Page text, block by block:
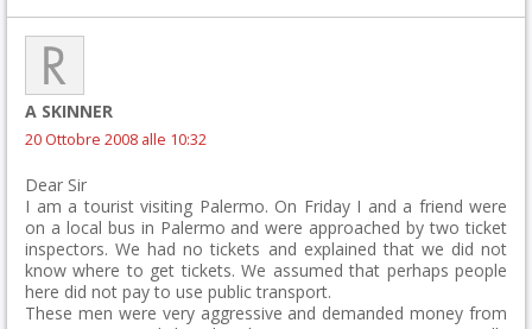
A SKINNER
20 Ottobre 2008 alle 10:32
Dear Sir
I am a tourist visiting Palermo. On Friday I and a friend were
on a local bus in Palermo and were approached by two ticket
inspectors. We had no tickets and explained that we did not
know where to get tickets. We assumed that perhaps people
here did not pay to use public transport.
These men were very aggressive and demanded money from